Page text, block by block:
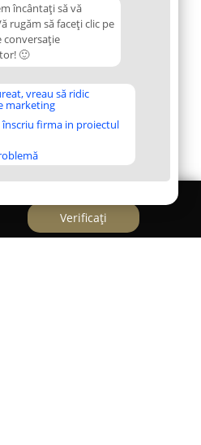
încântați să vă
rugăm să faceți clic pe
conversație
🙂
vreau să ridic
marketing
înscriu firma in proiectul
Verificați